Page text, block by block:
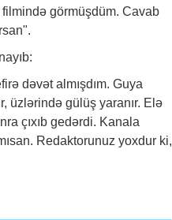
görmüşdüm. Cavab
dəvət almışdım. Guya
üzlərində gülüş yaranır. Elə
çıxıb gedərdi. Kanala
Redaktorunuz yoxdur ki,